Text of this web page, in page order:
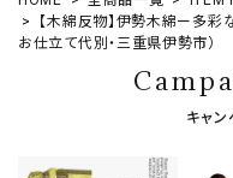
【木綿反物】伊勢木綿ー多彩
お仕立て代別・三重県伊勢市）
キャン